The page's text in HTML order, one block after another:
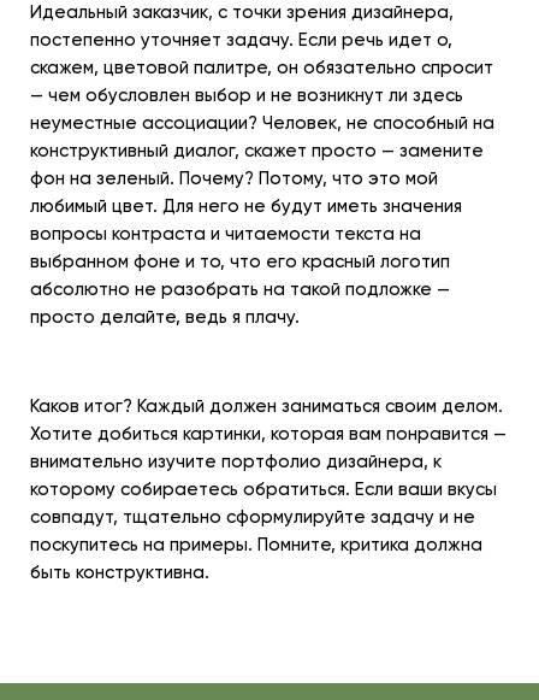
Идеальный заказчик, с точки зрения дизайнера,
постепенно уточняет задачу. Если речь идет о,
скажем, цветовой палитре, он обязательно спросит
— чем обусловлен выбор и не возникнут ли здесь
неуместные ассоциации? Человек, не способный на
конструктивный диалог, скажет просто — замените
фон на зеленый. Почему? Потому, что это мой
любимый цвет. Для него не будут иметь значения
вопросы контраста и читаемости текста на
выбранном фоне и то, что его красный логотип
абсолютно не разобрать на такой подложке —
просто делайте, ведь я плачу.
Каков итог? Каждый должен заниматься своим делом.
Хотите добиться картинки, которая вам понравится —
внимательно изучите портфолио дизайнера, к
которому собираетесь обратиться. Если ваши вкусы
совпадут, тщательно сформулируйте задачу и не
поскупитесь на примеры. Помните, критика должна
быть конструктивна.